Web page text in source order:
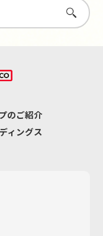
さがす
のご紹介
ィングス